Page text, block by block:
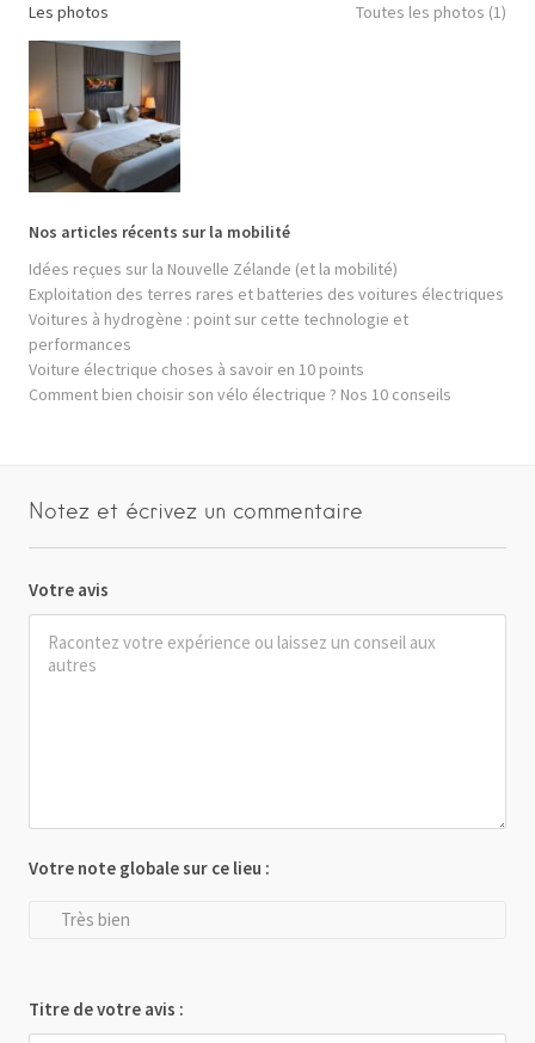
Les photos Toutes les photos (1)
Nos articles récents sur la mobilité
Idées reçues sur la Nouvelle Zélande (et la mobilité)
Exploitation des terres rares et batteries des voitures électriques
Voitures à hydrogène : point sur cette technologie et
performances
Voiture électrique choses à savoir en 10 points
Comment bien choisir son vélo électrique ? Nos 10 conseils
Notez et écrivez un commentaire
Votre avis
Votre note globale sur ce lieu :
Très bien
Titre de votre avis :